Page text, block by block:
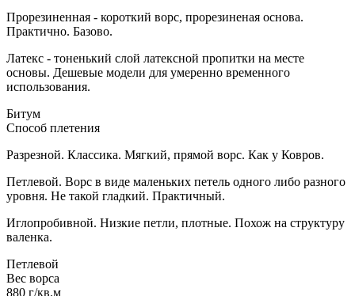
Прорезиненная - короткий ворс, прорезиненая основа.
Практично. Базово.
Латекс - тоненький слой латексной пропитки на месте
основы. Дешевые модели для умеренно временного
использования.
Битум
Способ плетения
Разрезной. Классика. Мягкий, прямой ворс. Как у Ковров.
Петлевой. Ворс в виде маленьких петель одного либо разного
уровня. Не такой гладкий. Практичный.
Иглопробивной. Низкие петли, плотные. Похож на структуру
валенка.
Петлевой
Вес ворса
880 г/кв.м